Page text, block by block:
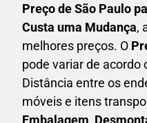
Preço de São Paulo
Custa uma Mudança,
melhores preços. O
pode variar de acordo
Distância entre os
móveis e itens
Embalagem,